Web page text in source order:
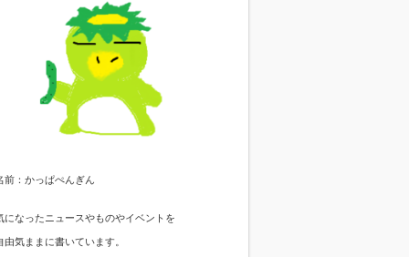
前：かっぱぺんぎん
になったニュースやものやイベントを
由気ままに書いています。